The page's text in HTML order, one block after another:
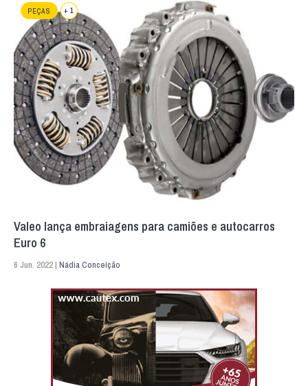
PEÇAS + 1
Valeo lança embraiagens para camiões e autocarros
Euro 6
6 Jun. 2022 | Nádia Conceição